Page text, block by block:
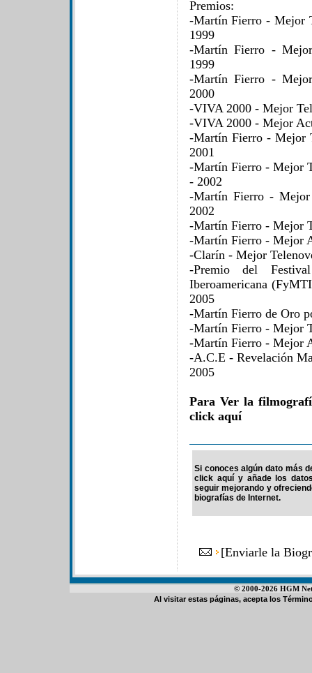
Premios:
-Martín Fierro - Mejor
1999
-Martín Fierro -
1999
-Martín Fierro -
2000
-VIVA 2000 - Mejor
-VIVA 2000 - Mejor
-Martín Fierro - Mejor
2001
-Martín Fierro - Mejor
- 2002
-Martín Fierro -
2002
-Martín Fierro - Mejor
-Martín Fierro - Mejor
-Clarín - Mejor
-Premio del
Iberoamericana
2005
-Martín Fierro de Oro
-Martín Fierro - Mejor
-Martín Fierro - Mejor
-A.C.E - Revelación
2005
Para Ver la
click aquí
Si conoces algún dato más
click aquí y añade los
seguir mejorando y
biografías de Internet.
[Enviarle la
© 2000-2026 HGM
Al visitar estas páginas, acepta los